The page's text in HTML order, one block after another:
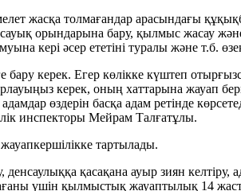
жасқа толмағандар арасындағы
орындарына бару, қылмыс жасау және
кері әсер ететіні туралы және т.б.
бару керек. Егер көлікке күштеп
керек, оның хаттарына жауап
өздерін басқа адам ретінде
инспекторы Мейрам Талғатұлы.
тартылады.
қасақана ауыр зиян
үшін қылмыстық жауаптылық 14